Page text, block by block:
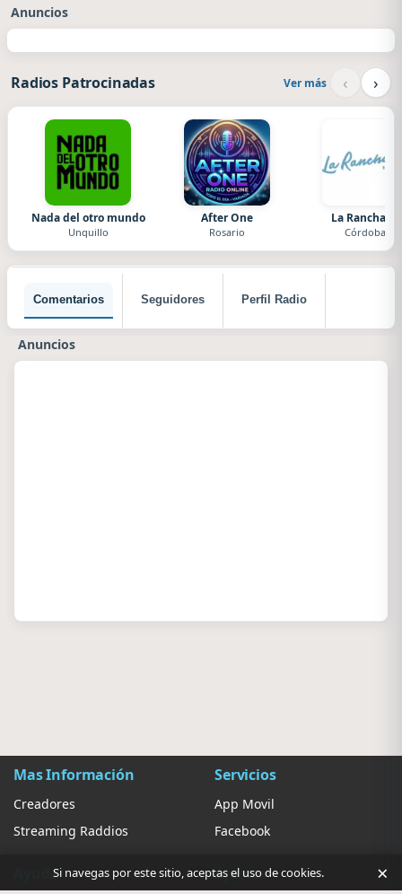
Anuncios
Radios Patrocinadas Ver más ‹ ›
Nada del otro mundo
Unquillo
After One
Rosario
La Ranchada
Córdoba
Comentarios Seguidores Perfil Radio
Anuncios
Mas Información
Creadores
Streaming Raddios
Servicios
App Movil
Facebook
Ayuda Ajustes
Si navegas por este sitio, aceptas el uso de cookies. ×